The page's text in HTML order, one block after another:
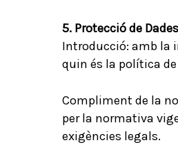
5. Protecció de
Introducció: amb la
quin és la política
Compliment de la
per la normativa
exigències legals.